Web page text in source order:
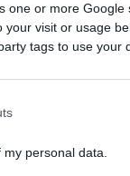
one or more
visit or usage
tags to use your
personal data.